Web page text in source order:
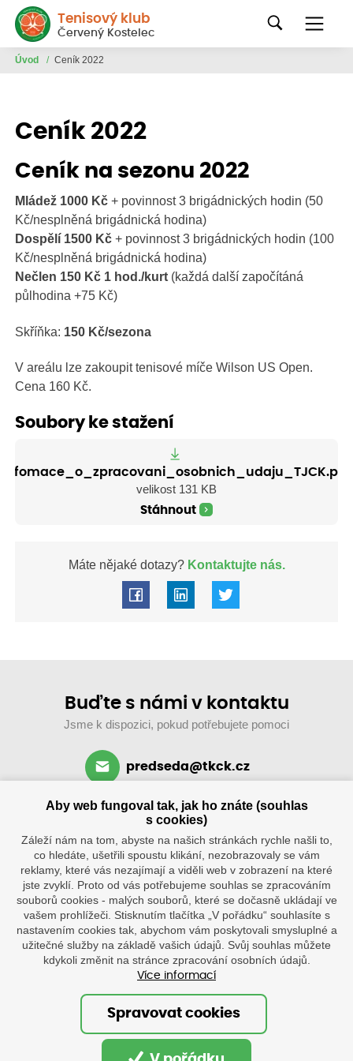
Tenisový klub
Červený Kostelec
Úvod / Ceník 2022
Ceník 2022
Ceník na sezonu 2022
Mládež 1000 Kč + povinnost 3 brigádnických hodin (50
Kč/nesplněná brigádnická hodina)
Dospělí 1500 Kč + povinnost 3 brigádnických hodin (100
Kč/nesplněná brigádnická hodina)
Nečlen 150 Kč 1 hod./kurt (každá další započítáná
půlhodina +75 Kč)
Skříňka: 150 Kč/sezona
V areálu lze zakoupit tenisové míče Wilson US Open.
Cena 160 Kč.
Soubory ke stažení
Infomace_o_zpracovani_osobnich_udaju_TJCK.pdf
velikost 131 KB
Stáhnout
Máte nějaké dotazy?Kontaktujte nás.
Buďte s námi v kontaktu
Jsme k dispozici, pokud potřebujete pomoci
predseda@tkck.cz
+420 734 313 590
po–ne: 8–19 hod.
Klub
Tenisová škola
Ostatní
Tenisové
kurty
8.30–20
hod.
Palackého
1316,
© Oficiální stránky tenisového klubu Červený Kostelec
Aby web fungoval tak, jak ho znáte (souhlas
s cookies)
Záleží nám na tom, abyste na našich stránkách rychle našli to,
co hledáte, ušetřili spoustu klikání, nezobrazovaly se vám
reklamy, které vás nezajímají a viděli web v zobrazení na které
jste zvyklí. Proto od vás potřebujeme souhlas se zpracováním
souborů cookies - malých souborů, které se dočasně ukládají ve
vašem prohlížeči. Stisknutím tlačítka „V pořádku“ souhlasíte s
nastavením cookies tak, abychom vám poskytovali smysluplné a
užitečné služby na základě vašich údajů. Svůj souhlas můžete
kdykoli změnit na stránce zpracování osobních údajů.
Více informací
Spravovat cookies